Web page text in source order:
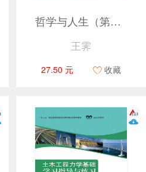
哲学与人生（第五版）（彩色）
王霁
27.50 元 收藏